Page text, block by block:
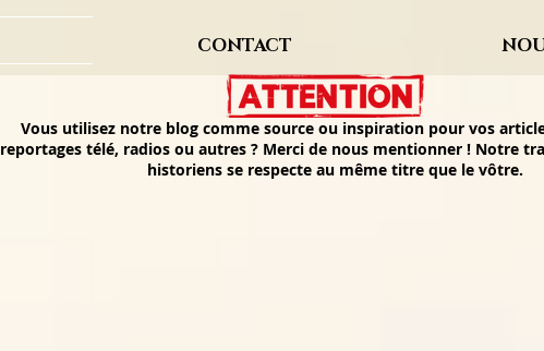
CONTACT
Vous utilisez notre blog comme source ou inspiration pour vos
reportages télé, radios ou autres ? Merci de nous mentionner ! Notre
historiens se respecte au même titre que le vôtre.